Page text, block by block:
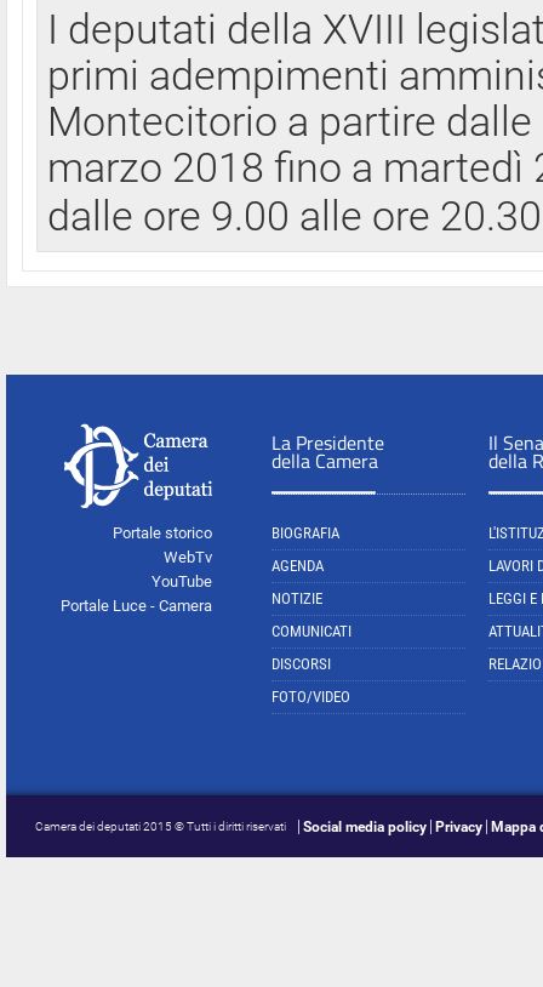
I deputati della XVIII
primi adempimenti
Montecitorio a partire
marzo 2018 fino a
dalle ore 9.00 alle ore
Portale storico
WebTv
YouTube
Portale Luce - Camera
La Presidente
della Camera
BIOGRAFIA
AGENDA
NOTIZIE
COMUNICATI
DISCORSI
FOTO/VIDEO
Il
della
LAVORI
LEGGI E
Camera dei deputati 2015 © Tutti i diritti riservati Social media policy Privacy Mappa